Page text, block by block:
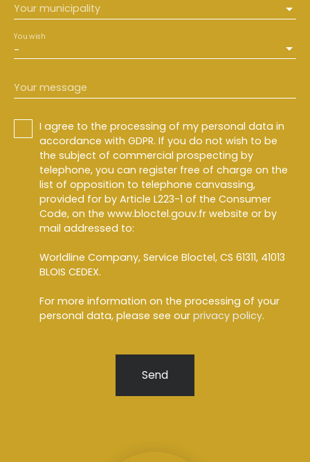
Your municipality
-
You wish
Your message
I agree to the processing of my personal data in
accordance with GDPR. If you do not wish to be
the subject of commercial prospecting by
telephone, you can register free of charge on the
list of opposition to telephone canvassing,
provided for by Article L223-1 of the Consumer
Code, on the www.bloctel.gouv.fr website or by
mail addressed to:
Worldline Company, Service Bloctel, CS 61311, 41013
BLOIS CEDEX.
For more information on the processing of your
personal data, please see our privacy policy.
Send